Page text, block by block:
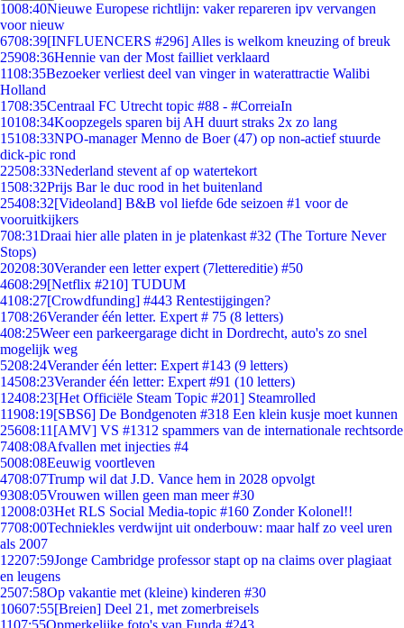
1008:40Nieuwe Europese richtlijn: vaker repareren ipv vervangen
voor nieuw
6708:39[INFLUENCERS #296] Alles is welkom kneuzing of breuk
25908:36Hennie van der Most failliet verklaard
1108:35Bezoeker verliest deel van vinger in waterattractie Walibi
Holland
1708:35Centraal FC Utrecht topic #88 - #CorreiaIn
10108:34Koopzegels sparen bij AH duurt straks 2x zo lang
15108:33NPO-manager Menno de Boer (47) op non-actief stuurde
dick-pic rond
22508:33Nederland stevent af op watertekort
1508:32Prijs Bar le duc rood in het buitenland
25408:32[Videoland] B&B vol liefde 6de seizoen #1 voor de
vooruitkijkers
708:31Draai hier alle platen in je platenkast #32 (The Torture Never
Stops)
20208:30Verander een letter expert (7lettereditie) #50
4608:29[Netflix #210] TUDUM
4108:27[Crowdfunding] #443 Rentestijgingen?
1708:26Verander één letter. Expert # 75 (8 letters)
408:25Weer een parkeergarage dicht in Dordrecht, auto's zo snel
mogelijk weg
5208:24Verander één letter: Expert #143 (9 letters)
14508:23Verander één letter: Expert #91 (10 letters)
12408:23[Het Officiële Steam Topic #201] Steamrolled
11908:19[SBS6] De Bondgenoten #318 Een klein kusje moet kunnen
25608:11 [AMV] VS #1312 spammers van de internationale rechtsorde
7408:08Afvallen met injecties #4
5008:08Eeuwig voortleven
4708:07Trump wil dat J.D. Vance hem in 2028 opvolgt
9308:05Vrouwen willen geen man meer #30
12008:03Het RLS Social Media-topic #160 Zonder Kolonel!!
7708:00Techniekles verdwijnt uit onderbouw: maar half zo veel uren
als 2007
12207:59Jonge Cambridge professor stapt op na claims over plagiaat
en leugens
2507:58Op vakantie met (kleine) kinderen #30
10607:55[Breien] Deel 21, met zomerbreisels
1107:55Opmerkelijke foto's van Funda #243